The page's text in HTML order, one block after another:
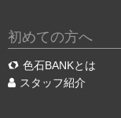
初めての方へ
色石BANKとは
スタッフ紹介